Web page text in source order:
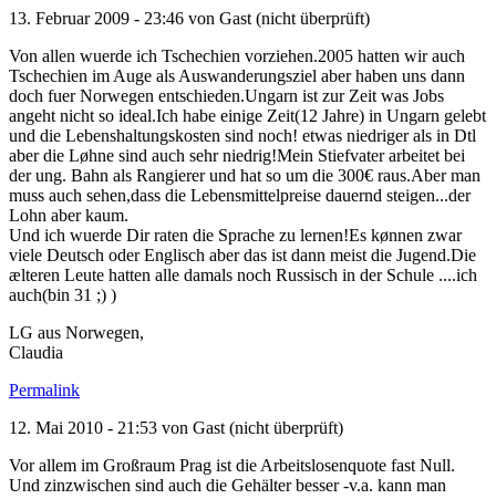
13. Februar 2009 - 23:46 von Gast (nicht überprüft)
Von allen wuerde ich Tschechien vorziehen.2005 hatten wir auch
Tschechien im Auge als Auswanderungsziel aber haben uns dann
doch fuer Norwegen entschieden.Ungarn ist zur Zeit was Jobs
angeht nicht so ideal.Ich habe einige Zeit(12 Jahre) in Ungarn gelebt
und die Lebenshaltungskosten sind noch! etwas niedriger als in Dtl
aber die Løhne sind auch sehr niedrig!Mein Stiefvater arbeitet bei
der ung. Bahn als Rangierer und hat so um die 300€ raus.Aber man
muss auch sehen,dass die Lebensmittelpreise dauernd steigen...der
Lohn aber kaum.
Und ich wuerde Dir raten die Sprache zu lernen!Es kønnen zwar
viele Deutsch oder Englisch aber das ist dann meist die Jugend.Die
ælteren Leute hatten alle damals noch Russisch in der Schule ....ich
auch(bin 31 ;) )
LG aus Norwegen,
Claudia
Permalink
12. Mai 2010 - 21:53 von Gast (nicht überprüft)
Vor allem im Großraum Prag ist die Arbeitslosenquote fast Null.
Und zinzwischen sind auch die Gehälter besser -v.a. kann man